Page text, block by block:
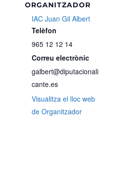
ORGANITZADOR
IAC Juan Gil Albert
Telèfon
965 12 12 14
Correu electrònic
galbert@diputacionali
cante.es
Visualitza el lloc web
de Organitzador